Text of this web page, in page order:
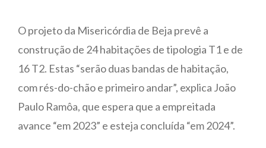
O projeto da Misericórdia de Beja prevê a
construção de 24 habitações de tipologia T1 e de
16 T2. Estas “serão duas bandas de habitação,
com rés-do-chão e primeiro andar”, explica João
Paulo Ramôa, que espera que a empreitada
avance “em 2023” e esteja concluída “em 2024”.